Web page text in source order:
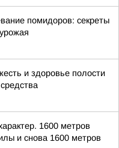
помидоров: секреты
и здоровье полости
1600 метров
и снова 1600 метров